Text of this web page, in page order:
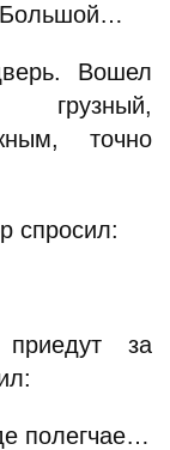
Большой…
Вошел
грузный,
точно
спросил:
за
полегчае…